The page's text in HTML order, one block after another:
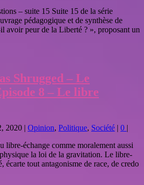
– suite 15 Suite 15 de la série
pédagogique et de synthèse de
avoir peur de la Liberté ? », proposant un
Shrugged – Le
8 – Le libre
2020 | Opinion, Politique, Société | 0 |
libre-échange comme moralement aussi
la loi de la gravitation. Le libre-
écarte tout antagonisme de race, de credo